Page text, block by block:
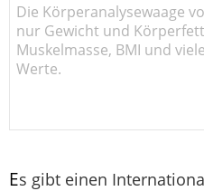
Die Körperanalysewaage
nur Gewicht und
Muskelmasse, BMI und
Werte.
Es gibt einen